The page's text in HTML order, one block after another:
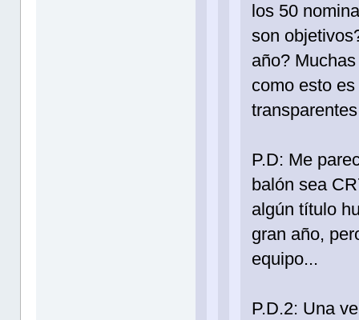
los 50
son
año?
como esto
P.D: Me
balón sea
algún título
gran año,
equipo...
P.D.2: Una